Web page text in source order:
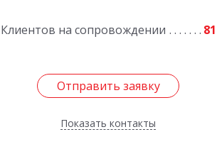
Клиентов на сопровождении 81
Отправить заявку
Показать контакты
Подробнее
Отправить заявку
Назад